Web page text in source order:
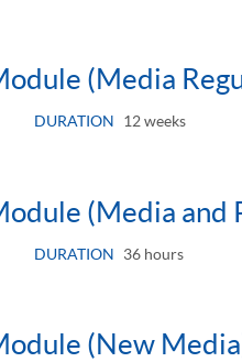
(Media
DURATION 12 weeks
(Media and
DURATION 36 hours
(New